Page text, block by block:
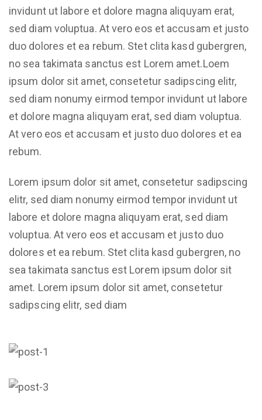
invidunt ut labore et dolore magna aliquyam erat,
sed diam voluptua. At vero eos et accusam et justo
duo dolores et ea rebum. Stet clita kasd gubergren,
no sea takimata sanctus est Lorem amet.Loem
ipsum dolor sit amet, consetetur sadipscing elitr,
sed diam nonumy eirmod tempor invidunt ut labore
et dolore magna aliquyam erat, sed diam voluptua.
At vero eos et accusam et justo duo dolores et ea
rebum.
Lorem ipsum dolor sit amet, consetetur sadipscing
elitr, sed diam nonumy eirmod tempor invidunt ut
labore et dolore magna aliquyam erat, sed diam
voluptua. At vero eos et accusam et justo duo
dolores et ea rebum. Stet clita kasd gubergren, no
sea takimata sanctus est Lorem ipsum dolor sit
amet. Lorem ipsum dolor sit amet, consetetur
sadipscing elitr, sed diam